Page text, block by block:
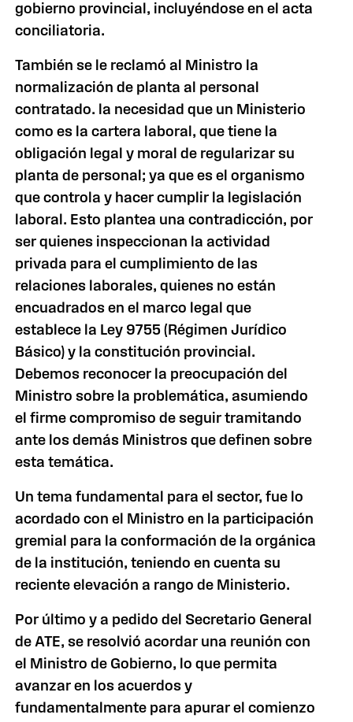
gobierno provincial, incluyéndose en el acta
conciliatoria.
También se le reclamó al Ministro la
normalización de planta al personal
contratado. la necesidad que un Ministerio
como es la cartera laboral, que tiene la
obligación legal y moral de regularizar su
planta de personal; ya que es el organismo
que controla y hacer cumplir la legislación
laboral. Esto plantea una contradicción, por
ser quienes inspeccionan la actividad
privada para el cumplimiento de las
relaciones laborales, quienes no están
encuadrados en el marco legal que
establece la Ley 9755 (Régimen Jurídico
Básico) y la constitución provincial.
Debemos reconocer la preocupación del
Ministro sobre la problemática, asumiendo
el firme compromiso de seguir tramitando
ante los demás Ministros que definen sobre
esta temática.
Un tema fundamental para el sector, fue lo
acordado con el Ministro en la participación
gremial para la conformación de la orgánica
de la institución, teniendo en cuenta su
reciente elevación a rango de Ministerio.
Por último y a pedido del Secretario General
de ATE, se resolvió acordar una reunión con
el Ministro de Gobierno, lo que permita
avanzar en los acuerdos y
fundamentalmente para apurar el comienzo